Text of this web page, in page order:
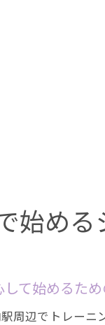
始める
て始めるた
周辺でトレー